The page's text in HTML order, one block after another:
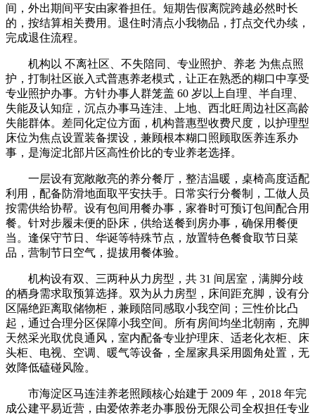
间，外出期间平安由家眷担任。短期告假离院跨越必然时长
的，按结算相关费用。退住时清点小我物品，打点交代办续，
完成退住流程。
机构以 不离社区、不失陪同、专业照护、养老 为焦点照
护，打制社区嵌入式普惠养老模式，让正在熟悉的糊口中享受
专业照护办事。方针办事人群笼盖 60 岁以上自理、半自理、
失能及认知症，沉点办事马连洼、上地、西北旺周边社区高龄
失能群体。差同化定位方面，机构普惠型收费尺度，以护理型
床位为焦点设置装备摆设，兼顾根本糊口照顾取医养连系办
事，是海淀北部片区高性价比的专业养老选择。
一层设有宽敞敞亮的养分餐厅，整洁温暖，桌椅高度适配
利用，配备防滑地面取平安扶手。日常实行分餐制，工做人员
按需供给协帮。设有包间用餐办事，家眷时可预订包间配合用
餐。针对步履未便的卧床，供给送餐到房办事，确保用餐便
当。逢保守节日、华诞等特殊节点，放置特色餐食取节日菜
品，营制节日空气，提拔用餐体验。
机构设有双、三两种从力房型，共 31 间居室，满脚分歧
的栖身需求取预算选择。双为从力房型，床间距充脚，设有分
区隔绝距离取储物柜，兼顾陪同感取小我空间；三性价比凸
起，通过合理分区保障小我空间。所有房间均坐北朝南，充脚
天然采光取优良通风，室内配备专业护理床、适老化衣柜、床
头柜、电视、空调、暖气等设备，全屋家具采用圆角处置，无
效降低磕碰风险。
市海淀区马连洼养老照顾核心始建于 2009 年，2018 年完
成公建平易近营，由爱侬养老办事股份无限公司全权担任专业